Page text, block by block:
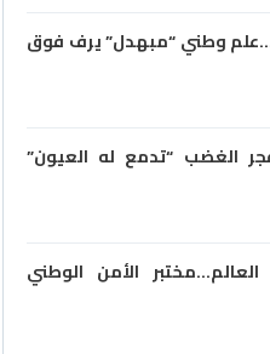
وطني “مبهدل” يرف فوق
الغضب “تدمع له العيون”
الأمن الوطني